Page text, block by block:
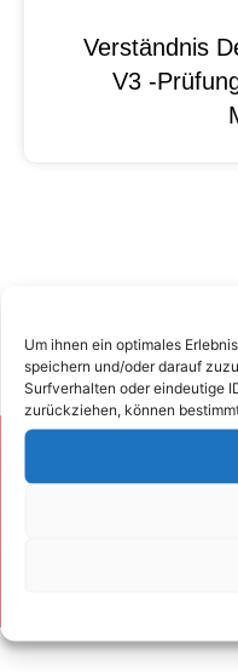
Um ihnen ein optimales
speichern und/oder darauf
Surfverhalten oder eindeutige
zurückziehen, können
Verständnis
V3 -
Zum